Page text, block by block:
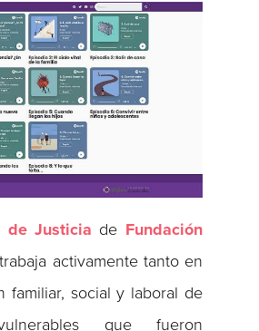
de Justicia de Fundación
trabaja activamente tanto en
familiar, social y laboral de
que fueron